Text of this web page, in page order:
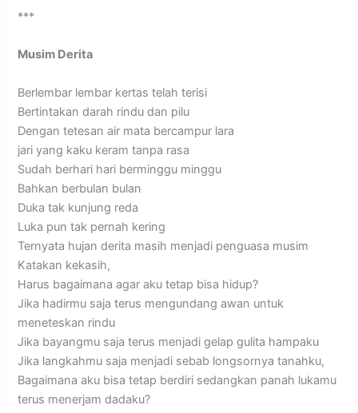
***
Musim Derita
Berlembar lembar kertas telah terisi
Bertintakan darah rindu dan pilu
Dengan tetesan air mata bercampur lara
jari yang kaku keram tanpa rasa
Sudah berhari hari berminggu minggu
Bahkan berbulan bulan
Duka tak kunjung reda
Luka pun tak pernah kering
Ternyata hujan derita masih menjadi penguasa musim
Katakan kekasih,
Harus bagaimana agar aku tetap bisa hidup?
Jika hadirmu saja terus mengundang awan untuk
meneteskan rindu
Jika bayangmu saja terus menjadi gelap gulita hampaku
Jika langkahmu saja menjadi sebab longsornya tanahku,
Bagaimana aku bisa tetap berdiri sedangkan panah lukamu
terus menerjam dadaku?